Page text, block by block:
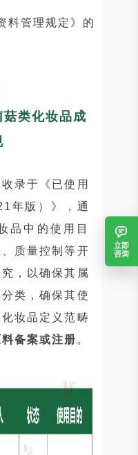
料管理规定》的
类化妆品成
录于《已使用
年版）》，通
品中的使用目
质量控制等开
，以确保其属
类，确保其使
妆品定义范畴
备案或注册。
立即
咨询